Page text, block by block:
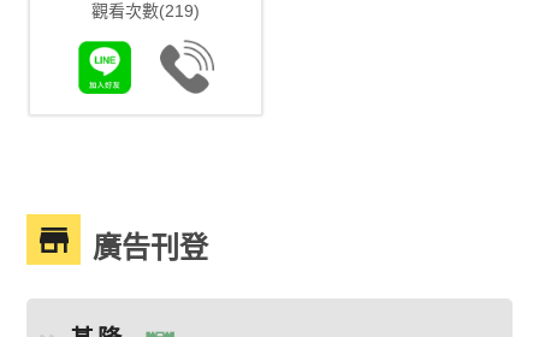
觀看次數(219)
廣告刊登